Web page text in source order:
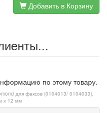
Добавить в Корзину
по этому товару.
для факсов (0104013/ 0104033),
х 12 мм